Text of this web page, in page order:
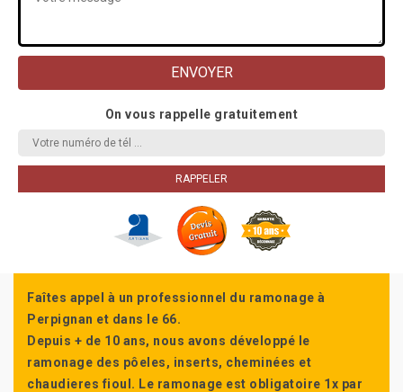
On vous rappelle gratuitement
Faîtes appel à un professionnel du ramonage à
Perpignan et dans le 66.
Depuis + de 10 ans, nous avons développé le
ramonage des pôeles, inserts, cheminées et
chaudieres fioul. Le ramonage est obligatoire 1x par